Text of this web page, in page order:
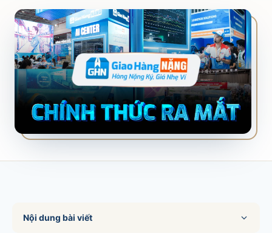
SALES & DISTRIBUTION
Modern Trade Key Account Management
Quản trị khách hàng trọng điểm kênh hiện đại
Design Winning Ecommerce Channel
Chiến lược kênh thương mại điện tử
Đăng ký ngay →
Nội dung bài viết